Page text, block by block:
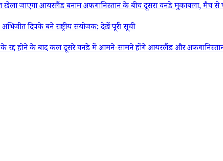
आयरलैंड बनाम अफगानिस्तान के बीच दूसरा वनडे मुकाबला, मैच से पहले
दिपके बने राष्ट्रीय संयोजक; देखें पूरी सूची
के बाद कल दूसरे वनडे में आमने-सामने होंगे आयरलैंड और अफगानिस्तान,